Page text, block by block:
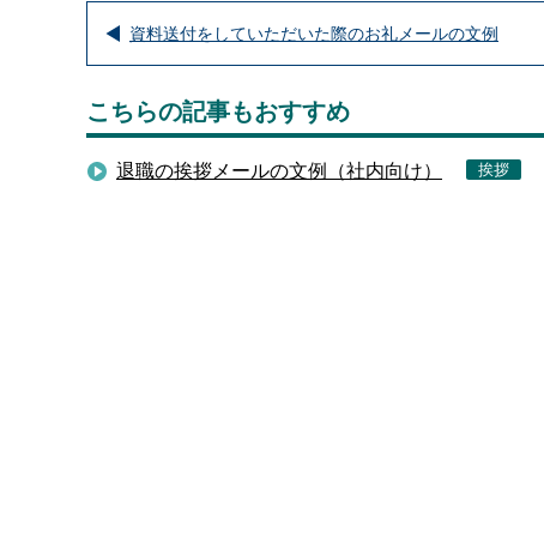
資料送付をしていただいた際のお礼メールの文例
こちらの記事もおすすめ
退職の挨拶メールの文例（社内向け） 挨拶